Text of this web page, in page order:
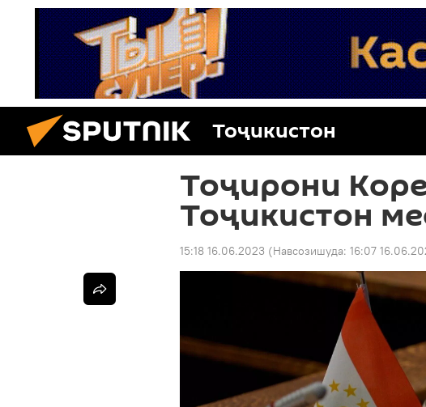
Тоҷикистон
Тоҷирони
Тоҷикистон
15:18 16.06.2023 (Навсозишуда: 16:07